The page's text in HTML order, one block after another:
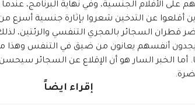
الأفلام الجنسية، وفي نهاية البرنامج، عندما
قطران السجائر بالمجري التنفسي والرئتين،
يجدون أنفسهم يعانون من ضيق في التنفس وهذا
إقراء ايضاً